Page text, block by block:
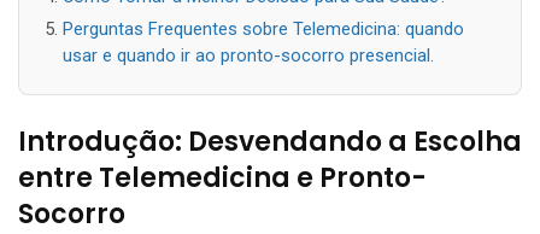
Perguntas Frequentes sobre Telemedicina: quando
usar e quando ir ao pronto-socorro presencial.
Introdução: Desvendando a Escolha
entre Telemedicina e Pronto-
Socorro